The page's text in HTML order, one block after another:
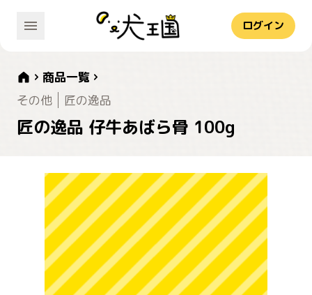
ログイン
商品一覧
その他
匠の逸品
匠の逸品 仔牛あばら骨 100g